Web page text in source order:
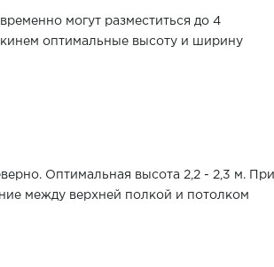
могут разместиться до 4
оптимальные высоту и ширину
Оптимальная высота 2,2 - 2,3 м. При
между верхней полкой и потолком